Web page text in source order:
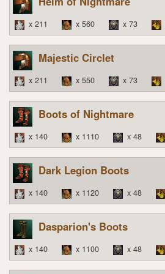
x 211 x 560 x 73
Majestic Circlet
x 211 x 550 x 73
Boots of Nightmare
x 140 x 1110 x 48
Dark Legion Boots
x 140 x 1120 x 48
Dasparion's Boots
x 140 x 1100 x 48